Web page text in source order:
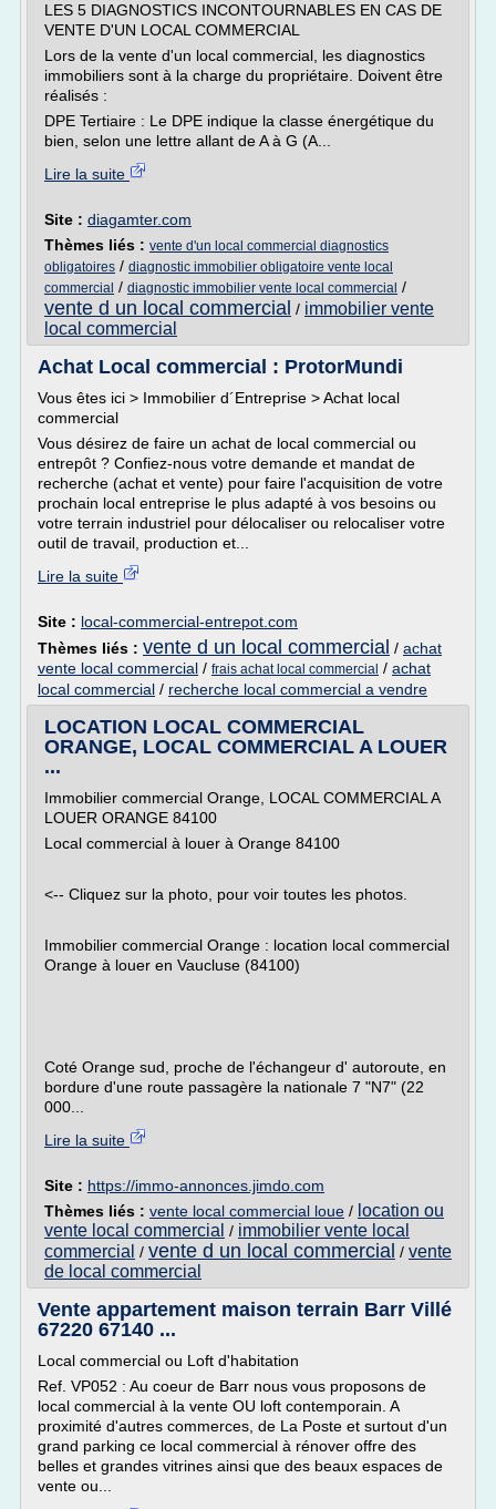
LES 5 DIAGNOSTICS INCONTOURNABLES EN CAS DE
VENTE D'UN LOCAL COMMERCIAL
Lors de la vente d'un local commercial, les diagnostics
immobiliers sont à la charge du propriétaire. Doivent être
réalisés :
DPE Tertiaire : Le DPE indique la classe énergétique du
bien, selon une lettre allant de A à G (A...
Lire la suite
Site : diagamter.com
Thèmes liés : vente d'un local commercial diagnostics
obligatoires / diagnostic immobilier obligatoire vente local
commercial / diagnostic immobilier vente local commercial /
vente d un local commercial / immobilier vente
local commercial
Achat Local commercial : ProtorMundi
Vous êtes ici > Immobilier d´Entreprise > Achat local
commercial
Vous désirez de faire un achat de local commercial ou
entrepôt ? Confiez-nous votre demande et mandat de
recherche (achat et vente) pour faire l'acquisition de votre
prochain local entreprise le plus adapté à vos besoins ou
votre terrain industriel pour délocaliser ou relocaliser votre
outil de travail, production et...
Lire la suite
Site : local-commercial-entrepot.com
Thèmes liés : vente d un local commercial / achat
vente local commercial / frais achat local commercial / achat
local commercial / recherche local commercial a vendre
LOCATION LOCAL COMMERCIAL
ORANGE, LOCAL COMMERCIAL A LOUER
...
Immobilier commercial Orange, LOCAL COMMERCIAL A
LOUER ORANGE 84100
Local commercial à louer à Orange 84100
<-- Cliquez sur la photo, pour voir toutes les photos.
Immobilier commercial Orange : location local commercial
Orange à louer en Vaucluse (84100)
Coté Orange sud, proche de l'échangeur d' autoroute, en
bordure d'une route passagère la nationale 7 "N7" (22
000...
Lire la suite
Site : https://immo-annonces.jimdo.com
Thèmes liés : vente local commercial loue / location ou
vente local commercial / immobilier vente local
commercial / vente d un local commercial / vente
de local commercial
Vente appartement maison terrain Barr Villé
67220 67140 ...
Local commercial ou Loft d'habitation
Ref. VP052 : Au coeur de Barr nous vous proposons de
local commercial à la vente OU loft contemporain. A
proximité d'autres commerces, de La Poste et surtout d'un
grand parking ce local commercial à rénover offre des
belles et grandes vitrines ainsi que des beaux espaces de
vente ou...